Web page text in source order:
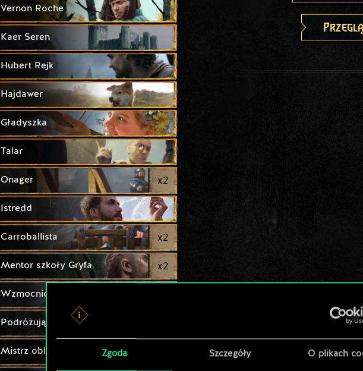
Zgoda Szczegóły O plikach
Vernon Roche
Kaer Seren
Hubert Rejk
Hajdawer
Gładyszka
Talar
Onager x2
Istredd
Carroballista x2
Mentor szkoły Gryfa x2
Wzmocniona Balista
Podróżująca Kapłanka
Mistrz oblężeń